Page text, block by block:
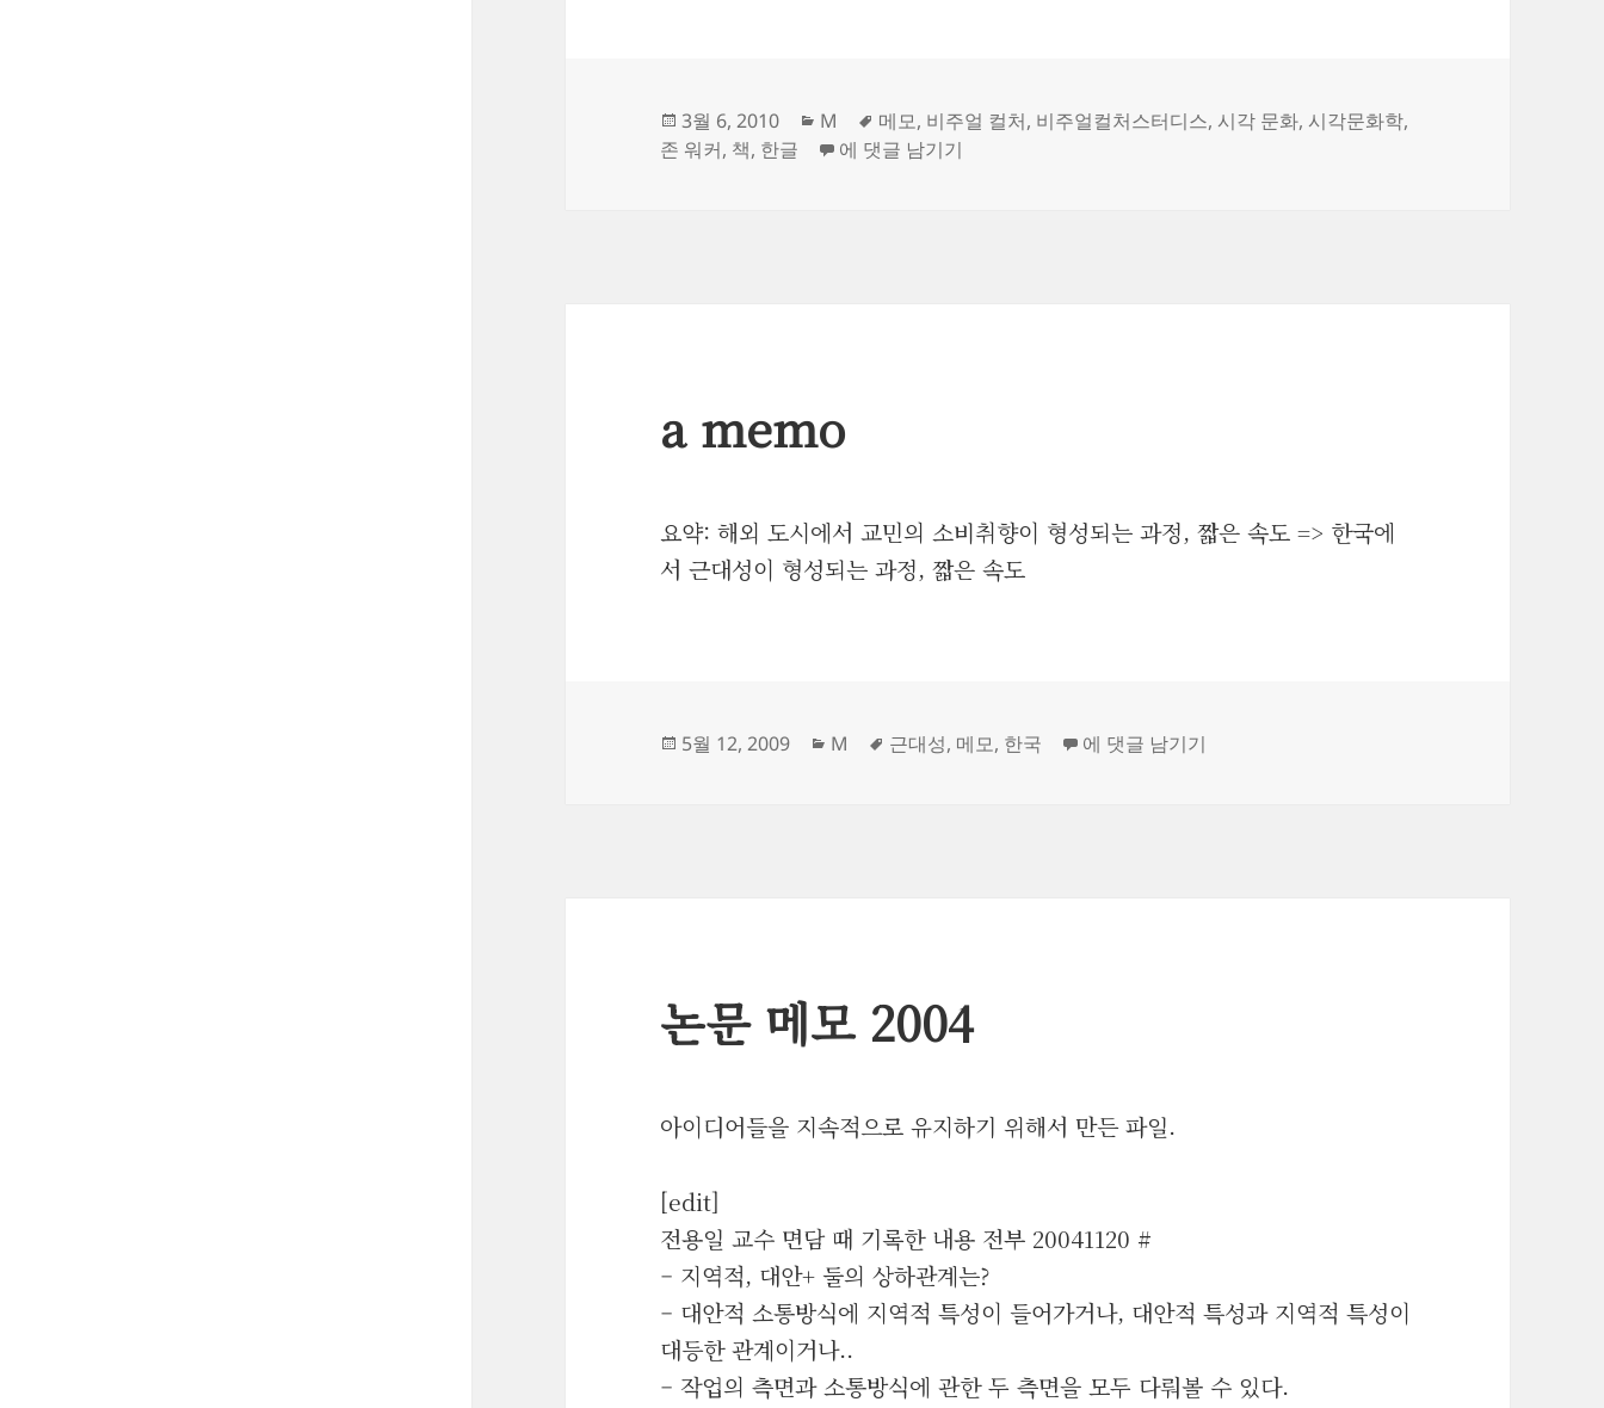
작
성
3월 6, 2010
카
테
M
태
그
메모, 비주얼 컬처, 비주얼컬처스터디스, 시각 문화, 시각문화학,
존 워커, 책, 한글 ‘비주얼 컬처’ _ 존 워커
에 댓글 남기기
a memo
요약: 해외 도시에서 교민의 소비취향이 형성되는 과정, 짧은 속도 => 한국에
서 근대성이 형성되는 과정, 짧은 속도
작
5월 12, 2009
카
M
태
근대성, 메모, 한국 a memo
에 댓글 남기기
논문 메모 2004
아이디어들을 지속적으로 유지하기 위해서 만든 파일.
[edit]
전용일 교수 면담 때 기록한 내용 전부 20041120 #
– 지역적, 대안+ 둘의 상하관계는?
– 대안적 소통방식에 지역적 특성이 들어가거나, 대안적 특성과 지역적 특성이
대등한 관계이거나..
– 작업의 측면과 소통방식에 관한 두 측면을 모두 다뤄볼 수 있다.